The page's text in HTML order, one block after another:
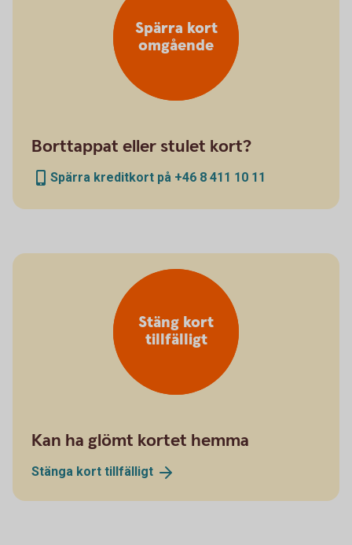
Spärra kort
omgående
Borttappat eller stulet kort?
Spärra kreditkort på +46 8 411 10 11
Stäng kort
tillfälligt
Kan ha glömt kortet hemma
Stänga kort tillfälligt